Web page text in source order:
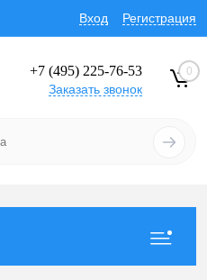
Вход Регистрация
+7 (495) 225-76-53
Заказать звонок
0